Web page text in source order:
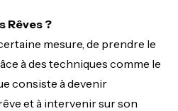
Rêves ?
mesure, de prendre le
à des techniques comme le
consiste à devenir
et à intervenir sur son